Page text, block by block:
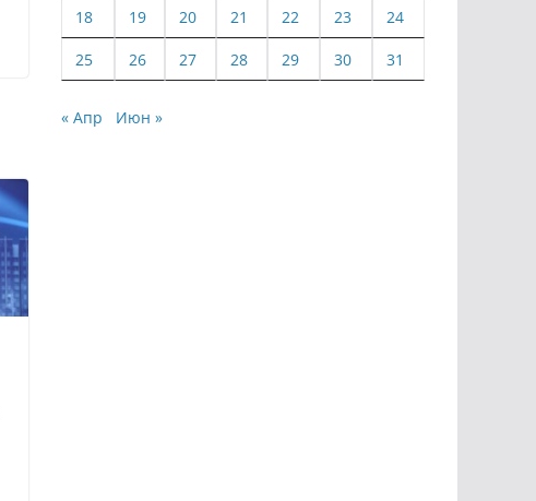
18 19 20 21 22 23 24
25 26 27 28 29 30 31
« Апр Июн »